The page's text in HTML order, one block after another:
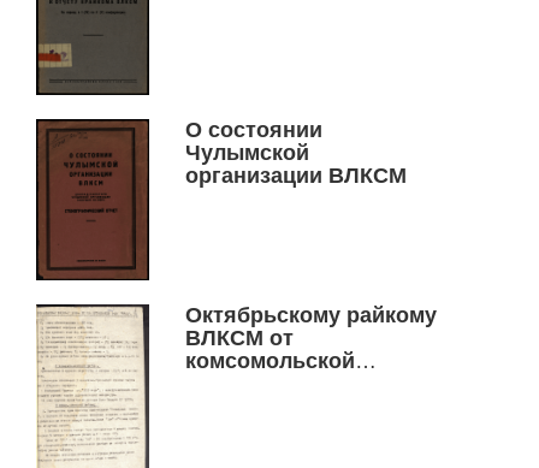
О состоянии
Чулымской
организации ВЛКСМ
Октябрьскому райкому
ВЛКСМ от
комсомольской